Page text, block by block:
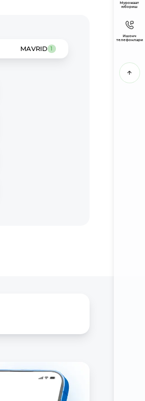
MAVRID 1
Мурожаат
юбориш
Ишонч
телефонлари